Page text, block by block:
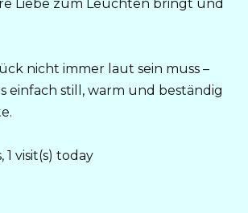
Liebe zum Leuchten bringt und
nicht immer laut sein muss –
einfach still, warm und beständig
1 visit(s) today